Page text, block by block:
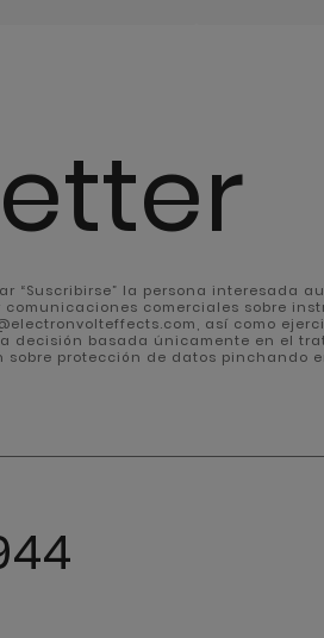
“Suscribirse” la persona interesada
comerciales sobre
así como
decisión basada únicamente en el
protección de datos pinchando